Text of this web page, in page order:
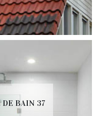
DE BAIN 37